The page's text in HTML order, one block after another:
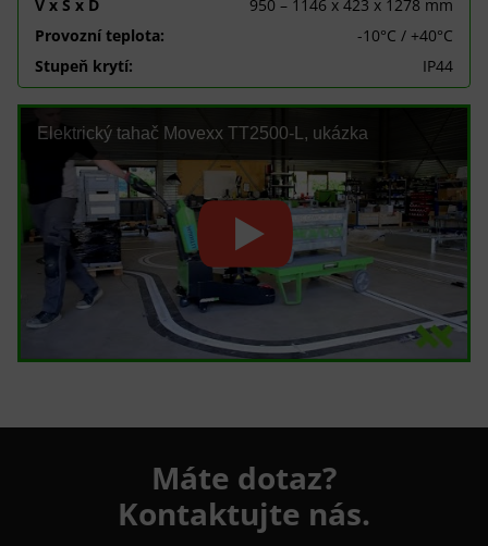
V x Š x D
950 – 1146 x 423 x 1278 mm
Provozní teplota:
-10°C / +40°C
Stupeň krytí:
IP44
Elektrický tahač Movexx TT2500-L, ukázka
Máte dotaz?
Kontaktujte nás.